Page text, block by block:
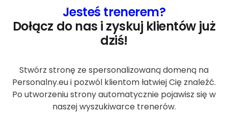
Jesteś trenerem?
Dołącz do nas i zyskuj klientów już
dziś!
Stwórz stronę ze spersonalizowaną domeną na
Personalny.eu i pozwól klientom łatwiej Cię znaleźć.
Po utworzeniu strony automatycznie pojawisz się w
naszej wyszukiwarce trenerów.